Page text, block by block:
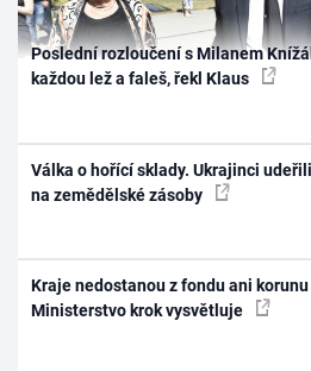
Poslední rozloučení s Milanem
každou lež a faleš, řekl Klaus
Válka o hořící sklady. Ukrajinci
na zemědělské zásoby
Kraje nedostanou z fondu ani
Ministerstvo krok vysvětluje